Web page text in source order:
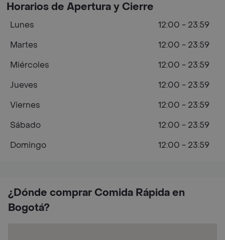
¿Dónde comprar Comida Rápida en
Bogotá?
Horarios de Apertura y Cierre
Lunes
12:00 - 23:59
Martes
12:00 - 23:59
Miércoles
12:00 - 23:59
Jueves
12:00 - 23:59
Viernes
12:00 - 23:59
Sábado
12:00 - 23:59
Domingo
12:00 - 23:59